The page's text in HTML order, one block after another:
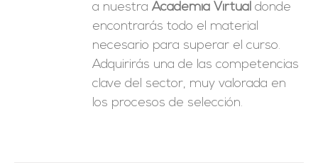
a nuestraAcademia Virtual donde
encontrarás todo el material
necesario para superar el curso.
Adquirirás una de las competencias
clave del sector, muy valorada en
los procesos de selección.